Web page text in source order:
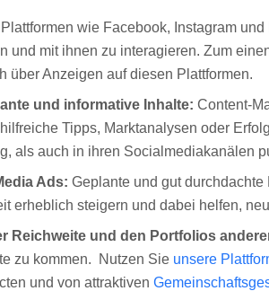
Plattformen wie Facebook, Instagram
und mit ihnen zu interagieren. Zum
über Anzeigen auf diesen Plattformen.
und informative Inhalte: Content-
Tipps, Marktanalysen oder
als auch in ihren Socialmediakanälen
Ads: Geplante und gut
erheblich steigern und dabei helfen,
Reichweite und den Portfolios
zu kommen. Nutzen Sie unsere
und von attraktiven